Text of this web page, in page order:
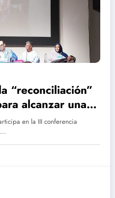
“reconciliación”
alcanzar una
en la III conferencia